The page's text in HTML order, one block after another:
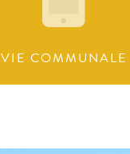
VIE COMMUNALE